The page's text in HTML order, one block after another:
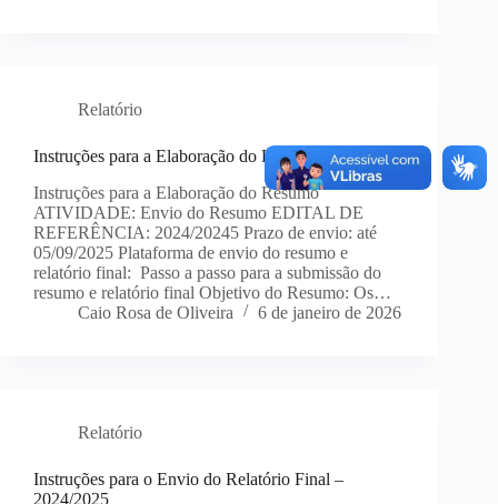
Relatório
Instruções para a Elaboração do Resumo
Instruções para a Elaboração do Resumo
ATIVIDADE: Envio do Resumo EDITAL DE
REFERÊNCIA: 2024/20245 Prazo de envio: até
05/09/2025 Plataforma de envio do resumo e
relatório final: Passo a passo para a submissão do
resumo e relatório final Objetivo do Resumo: Os…
Caio Rosa de Oliveira
6 de janeiro de 2026
Relatório
Instruções para o Envio do Relatório Final –
2024/2025